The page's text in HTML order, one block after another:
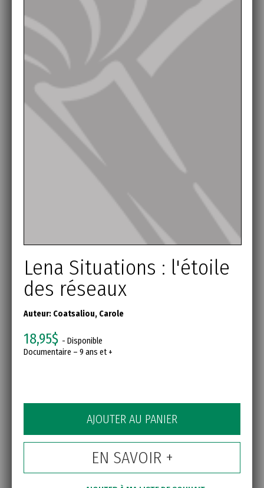
Lena Situations : l'étoile
des réseaux
Auteur: Coatsaliou, Carole
18,95$ - Disponible
Documentaire – 9 ans et +
AJOUTER AU PANIER
EN SAVOIR +